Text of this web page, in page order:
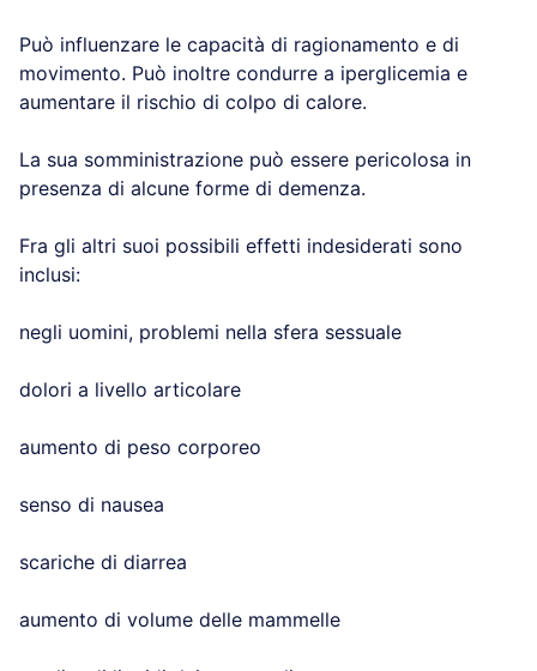
Può influenzare le capacità di ragionamento e di
movimento. Può inoltre condurre a iperglicemia e
aumentare il rischio di colpo di calore.
La sua somministrazione può essere pericolosa in
presenza di alcune forme di demenza.
Fra gli altri suoi possibili effetti indesiderati sono
inclusi:
negli uomini, problemi nella sfera sessuale
dolori a livello articolare
aumento di peso corporeo
senso di nausea
scariche di diarrea
aumento di volume delle mammelle